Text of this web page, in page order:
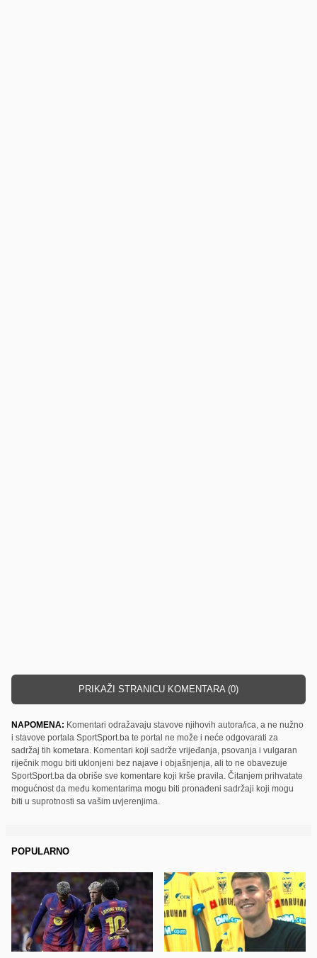
PRIKAŽI STRANICU KOMENTARA (0)
NAPOMENA: Komentari odražavaju stavove njihovih autora/ica, a ne nužno
i stavove portala SportSport.ba te portal ne može i neće odgovarati za
sadržaj tih kometara. Komentari koji sadrže vrijeđanja, psovanja i vulgaran
riječnik mogu biti uklonjeni bez najave i objašnjenja, ali to ne obavezuje
SportSport.ba da obriše sve komentare koji krše pravila. Čitanjem prihvatate
mogućnost da među komentarima mogu biti pronađeni sadržaji koji mogu
biti u suprotnosti sa vašim uvjerenjima.
POPULARNO